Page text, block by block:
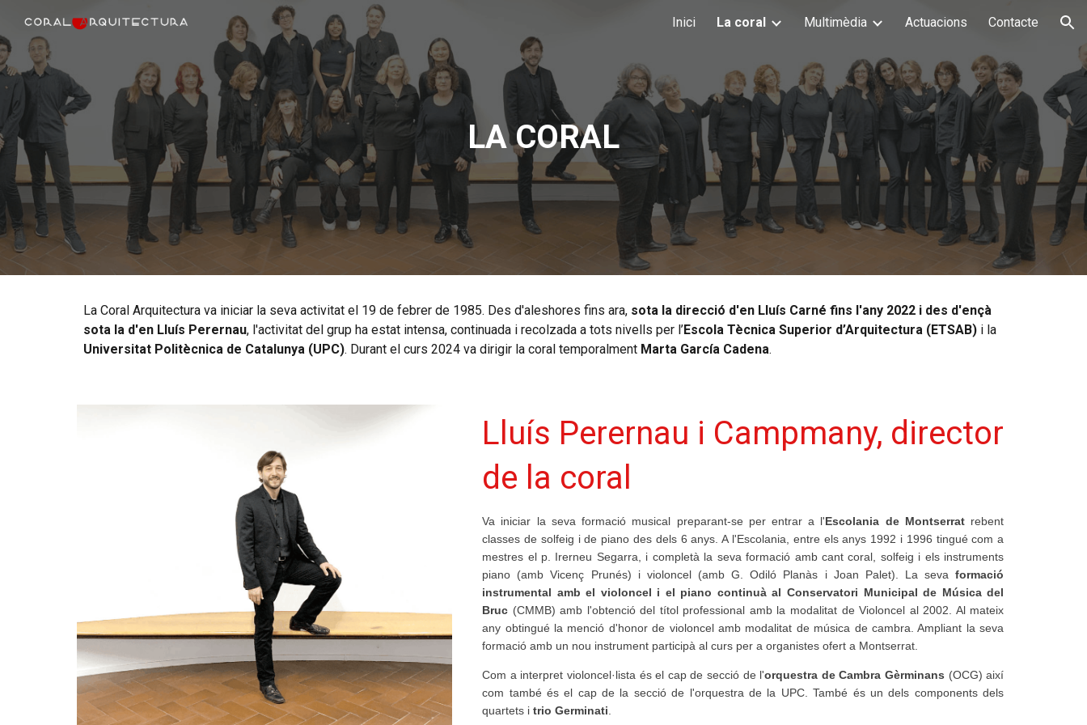
Skip to main content Skip to navigation
Inici La coral Multimèdia Actuacions Contacte
LA CORAL
La Coral Arquitectura va iniciar la seva activitat el 19 de febrer de 1985. Des d'aleshores fins ara, sota la direcció d'en Lluís Carné fins l'any 2022 i des d'ençà
sota la d'en Lluís Perernau, l'activitat del grup ha estat intensa, continuada i recolzada a tots nivells per l’Escola Tècnica Superior d’Arquitectura (ETSAB)i la
Universitat Politècnica de Catalunya (UPC). Durant el curs 2024 va dirigir la coral temporalment Marta García Cadena.
Lluís Perernau i Campmany, director
de la coral
Va iniciar la seva formació musical preparant-se per entrar a l'Escolania de Montserrat rebent
classes de solfeig i de piano des dels 6 anys. A l'Escolania, entre els anys 1992 i 1996 tingué com a
mestres el p. Irerneu Segarra, i completà la seva formació amb cant coral, solfeig i els instruments
piano (amb Vicenç Prunés) i violoncel (amb G. Odiló Planàs i Joan Palet). La sevaformació
instrumental amb el violoncel i el piano continuà al Conservatori Municipal de Música del
Bruc (CMMB) amb l'obtenció del títol professional amb la modalitat de Violoncel al 2002. Al mateix
any obtingué la menció d'honor de violoncel amb modalitat de música de cambra. Ampliant la seva
formació amb un nou instrument participà al curs per a organistes ofert a Montserrat.
Com a interpret violoncel·lista és el cap de secció de l'orquestra de Cambra Gèrminans (OCG) així
com també és el cap de la secció de l'orquestra de la UPC. També és un dels components dels
quartets i trio Germinati.